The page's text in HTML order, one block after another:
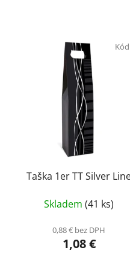
Taška 1er TT Silver
Skladem(41 ks)
0,88 € bez DPH
1,08 €